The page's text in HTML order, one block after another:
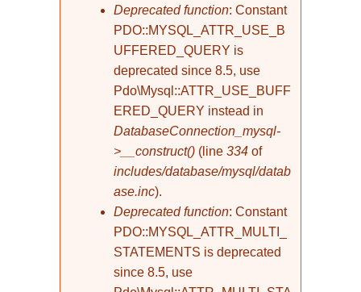
Fehlermeldung
Deprecated function: Constant
PDO::MYSQL_ATTR_USE_B
UFFERED_QUERY is
deprecated since 8.5, use
Pdo\Mysql::ATTR_USE_BUFF
ERED_QUERY instead in
DatabaseConnection_mysql-
>__construct() (line 334 of
includes/database/mysql/datab
ase.inc).
Deprecated function: Constant
PDO::MYSQL_ATTR_MULTI_
STATEMENTS is deprecated
since 8.5, use